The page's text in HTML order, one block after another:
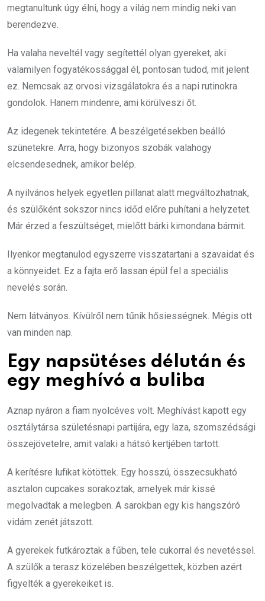
megtanultunk úgy élni, hogy a világ nem mindig neki van
berendezve.
Ha valaha neveltél vagy segítettél olyan gyereket, aki
valamilyen fogyatékossággal él, pontosan tudod, mit jelent
ez. Nemcsak az orvosi vizsgálatokra és a napi rutinokra
gondolok. Hanem mindenre, ami körülveszi őt.
Az idegenek tekintetére. A beszélgetésekben beálló
szünetekre. Arra, hogy bizonyos szobák valahogy
elcsendesednek, amikor belép.
A nyilvános helyek egyetlen pillanat alatt megváltozhatnak,
és szülőként sokszor nincs időd előre puhítani a helyzetet.
Már érzed a feszültséget, mielőtt bárki kimondana bármit.
Ilyenkor megtanulod egyszerre visszatartani a szavaidat és
a könnyeidet. Ez a fajta erő lassan épül fel a speciális
nevelés során.
Nem látványos. Kívülről nem tűnik hősiességnek. Mégis ott
van minden nap.
Egy napsütéses délután és
egy meghívó a buliba
Aznap nyáron a fiam nyolcéves volt. Meghívást kapott egy
osztálytársa születésnapi partijára, egy laza, szomszédsági
összejövetelre, amit valaki a hátsó kertjében tartott.
A kerítésre lufikat kötöttek. Egy hosszú, összecsukható
asztalon cupcakes sorakoztak, amelyek már kissé
megolvadtak a melegben. A sarokban egy kis hangszóró
vidám zenét játszott.
A gyerekek futkároztak a fűben, tele cukorral és nevetéssel.
A szülők a terasz közelében beszélgettek, közben azért
figyelték a gyerekeiket is.